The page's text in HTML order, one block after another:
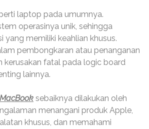
laptop pada umumnya.
operasinya unik, sehingga
yang memiliki keahlian khusus.
pembongkaran atau penanganan
kerusakan fatal pada logic board
lainnya.
sebaiknya dilakukan oleh
menangani produk Apple,
khusus, dan memahami